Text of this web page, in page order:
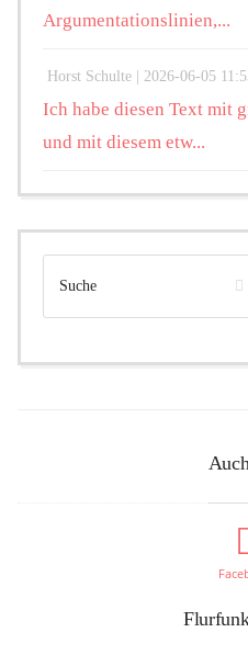
Argumentationslinien,...
Horst Schulte | 2026-06-05
Ich habe diesen Text mit
und mit diesem etw...